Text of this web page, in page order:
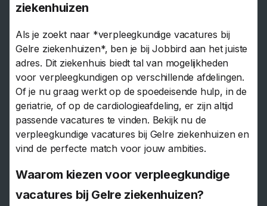
ziekenhuizen
Als je zoekt naar *verpleegkundige vacatures bij
Gelre ziekenhuizen*, ben je bij Jobbird aan het juiste
adres. Dit ziekenhuis biedt tal van mogelijkheden
voor verpleegkundigen op verschillende afdelingen.
Of je nu graag werkt op de spoedeisende hulp, in de
geriatrie, of op de cardiologieafdeling, er zijn altijd
passende vacatures te vinden. Bekijk nu de
verpleegkundige vacatures bij Gelre ziekenhuizen en
vind de perfecte match voor jouw ambities.
Waarom kiezen voor verpleegkundige
vacatures bij Gelre ziekenhuizen?